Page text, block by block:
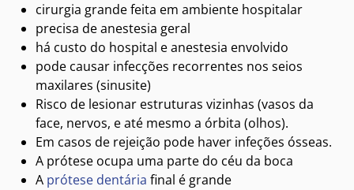
cirurgia grande feita em ambiente hospitalar
precisa de anestesia geral
há custo do hospital e anestesia envolvido
pode causar infecções recorrentes nos seios
maxilares (sinusite)
Risco de lesionar estruturas vizinhas (vasos da
face, nervos, e até mesmo a órbita (olhos).
Em casos de rejeição pode haver infeções ósseas.
A prótese ocupa uma parte do céu da boca
A prótese dentária final é grande